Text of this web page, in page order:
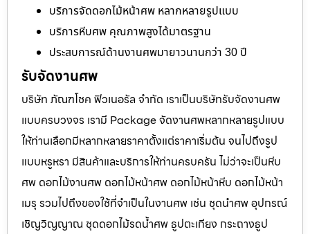
บริการจัดดอกไม้หน้าศพ หลากหลายรูปแบบ
บริการหีบศพ คุณภาพสูงได้มาตรฐาน
ประสบการณ์ด้านงานศพมายาวนานกว่า 30 ปี
รับจัดงานศพ
บริษัท ภัณฑโชค ฟิวเนอรัล จำกัด เราเป็นบริษัทรับจัดงานศพ
แบบครบวงจร เรามี Package จัดงานศพหลากหลายรูปแบบ
ให้ท่านเลือกมีหลากหลายราคาตั้งแต่ราคาเริ่มต้น จนไปถึงรูป
แบบหรูหรา มีสินค้าและบริการให้ท่านครบครัน ไม่ว่าจะเป็นหีบ
ศพ ดอกไม้งานศพ ดอกไม้หน้าศพ ดอกไม้หน้าหีบ ดอกไม้หน้า
เมรุ รวมไปถึงของใช้ที่จำเป็นในงานศพ เช่น ชุดนำศพ อุปกรณ์
เชิญวิญญาณ ชุดดอกไม้รดน้ำศพ ธูปตะเกียง กระถางธูป